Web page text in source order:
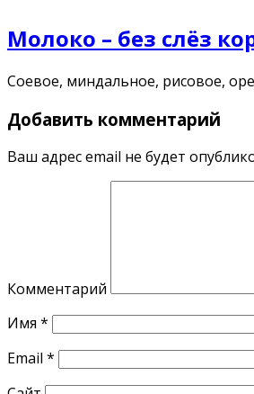
Молоко – без слёз
Соевое, миндальное, рисовое,
Добавить комментарий
Ваш адрес email не будет
Комментарий
Имя *
Email *